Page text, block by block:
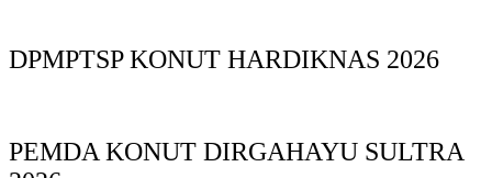
DPMPTSP KONUT HARDIKNAS 2026
PEMDA KONUT DIRGAHAYU SULTRA